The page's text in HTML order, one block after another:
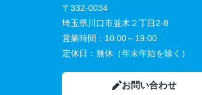
〒332-0034
埼玉県川口市並木２丁目2-8
営業時間： 10:00～19:00
定休日： 無休（年末年始を除く）
お問い合わせ